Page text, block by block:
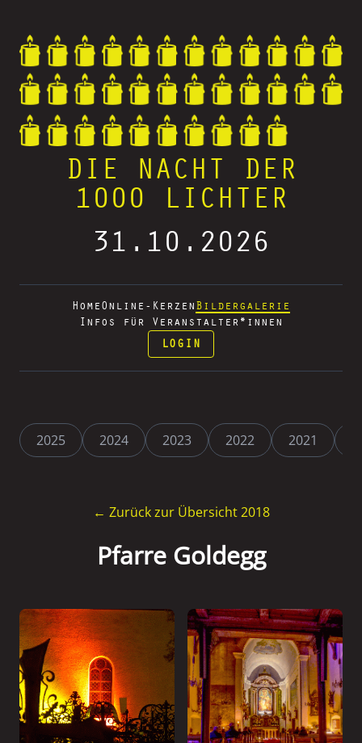
DIE NACHT DER
1000 LICHTER
31.10.2026
Home Online-Kerzen Bildergalerie
Infos für Veranstalter*innen
LOGIN
2025 2024 2023 2022 2021
← Zurück zur Übersicht 2018
Pfarre Goldegg